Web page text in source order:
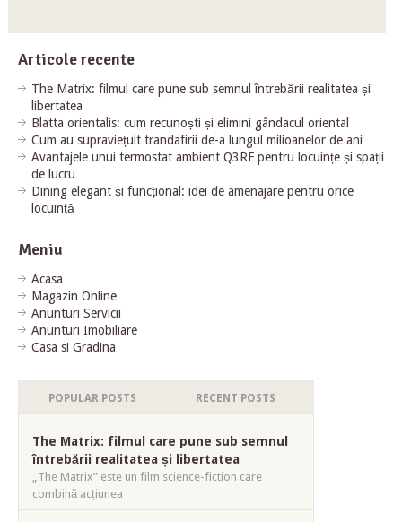
Articole recente
The Matrix: filmul care pune sub semnul întrebării realitatea și
libertatea
Blatta orientalis: cum recunoști și elimini gândacul oriental
Cum au supraviețuit trandafirii de-a lungul milioanelor de ani
Avantajele unui termostat ambient Q3RF pentru locuințe și spații
de lucru
Dining elegant și funcțional: idei de amenajare pentru orice
locuință
Meniu
Acasa
Magazin Online
Anunturi Servicii
Anunturi Imobiliare
Casa si Gradina
POPULAR POSTS RECENT POSTS
The Matrix: filmul care pune sub semnul
întrebării realitatea și libertatea
„The Matrix” este un film science-fiction care
combină acțiunea